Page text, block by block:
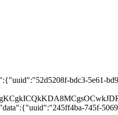
bdc3-5e61-
745f-